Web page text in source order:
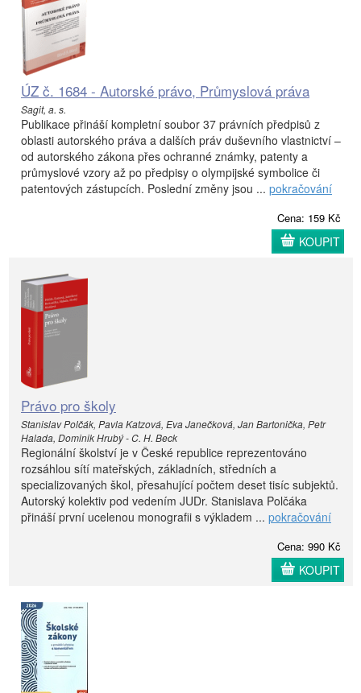
ÚZ č. 1684 - Autorské právo, Průmyslová práva
Sagit, a. s.
Publikace přináší kompletní soubor 37 právních předpisů z
oblasti autorského práva a dalších práv duševního vlastnictví –
od autorského zákona přes ochranné známky, patenty a
průmyslové vzory až po předpisy o olympijské symbolice či
patentových zástupcích. Poslední změny jsou ... pokračování
Cena: 159 Kč
KOUPIT
Právo pro školy
Stanislav Polčák, Pavla Katzová, Eva Janečková, Jan Bartonička, Petr
Halada, Dominik Hrubý - C. H. Beck
Regionální školství je v České republice reprezentováno
rozsáhlou sítí mateřských, základních, středních a
specializovaných škol, přesahující počtem deset tisíc subjektů.
Autorský kolektiv pod vedením JUDr. Stanislava Polčáka
přináší první ucelenou monografii s výkladem ... pokračování
Cena: 990 Kč
KOUPIT